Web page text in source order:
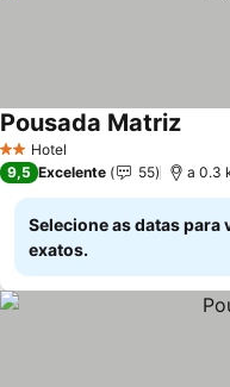
2 Estrelas
Hotel
Pousada MatrizVer
9,5 Excelente 55 a 0.3
Selecione as datas para
exatos.